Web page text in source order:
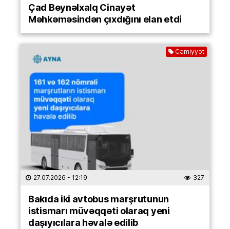
Çad Beynəlxalq Cinayət
Məhkəməsindən çıxdığını elan etdi
Cəmiyyət
27.07.2026 - 12:19 327
Bakıda iki avtobus marşrutunun
istismarı müvəqqəti olaraq yeni
daşıyıcılara həvalə edilib